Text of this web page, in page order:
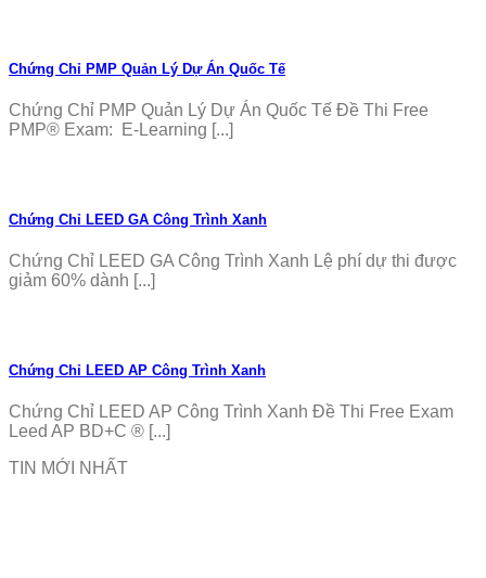
Chứng Chỉ PMP Quản Lý Dự Án Quốc Tế
Chứng Chỉ PMP Quản Lý Dự Án Quốc Tế Đề Thi Free
PMP® Exam: E-Learning [...]
Chứng Chỉ LEED GA Công Trình Xanh
Chứng Chỉ LEED GA Công Trình Xanh Lệ phí dự thi được
giảm 60% dành [...]
Chứng Chỉ LEED AP Công Trình Xanh
Chứng Chỉ LEED AP Công Trình Xanh Đề Thi Free Exam
Leed AP BD+C ® [...]
TIN MỚI NHẤT